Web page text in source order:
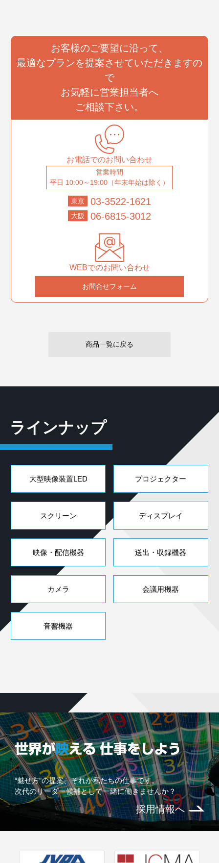
お客様のご要望に沿って、
最適なプランを提案させていただきますの
で
お気軽に営業担当者へ
ご相談下さい。
お電話でのお問い合わせ
営業時間
平日 10:00～19:00（年末年始は除く）
東京 03-3522-1621
大阪 06-6815-3012
WEBでのお問い合わせ
お問合せフォーム
商品一覧に戻る
ラインナップ
大型映像装置LED プロジェクター
スクリーン ディスプレイ
映像・配信機器 送出・収録機器
カメラ 会議用機器
音響機器
“魅せ方”の提案、それが私たちの仕事です。
次代のリーダー候補として一緒に働きませんか？
採用情報へ